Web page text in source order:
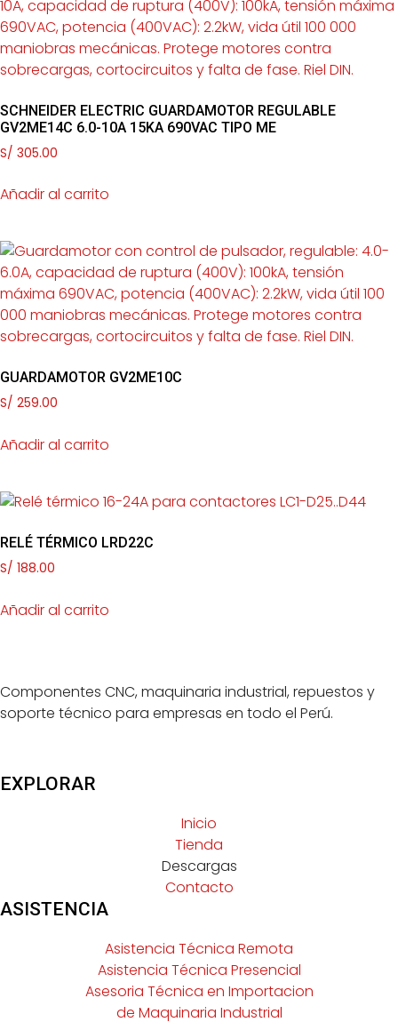
SCHNEIDER ELECTRIC GUARDAMOTOR REGULABLE
GV2ME14C 6.0-10A 15KA 690VAC TIPO ME
S/ 305.00
Añadir al carrito
GUARDAMOTOR GV2ME10C
S/ 259.00
Añadir al carrito
RELÉ TÉRMICO LRD22C
S/ 188.00
Añadir al carrito
Componentes CNC, maquinaria industrial, repuestos y
soporte técnico para empresas en todo el Perú.
EXPLORAR
Inicio
Tienda
Descargas
Contacto
ASISTENCIA
Asistencia Técnica Remota
Asistencia Técnica Presencial
Asesoria Técnica en Importacion
de Maquinaria Industrial